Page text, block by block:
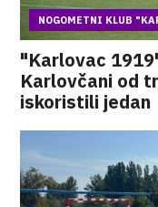
NOGOMETNI KLUB
"Karlovac
Karlovčani od
iskoristili jedan